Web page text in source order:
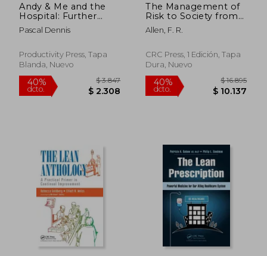
Andy & Me and the
Hospital: Further
Adventures on the
Lean Journey
Pascal Dennis
Productivity Press, Tapa
Blanda, Nuevo
The Management of
Risk to Society from
Potential Accidents:
The Main Report of
Group on the Risks
to Society from
(en Inglés)
Allen, F. R.
CRC Press, 1 Edición, Tapa
Dura, Nuevo